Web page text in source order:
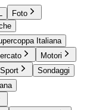
Foto
Italiana
Motori
Sondaggi